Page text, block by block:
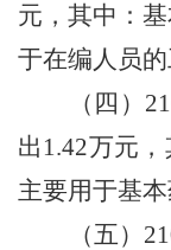
元， 其中：
于在编人员的
（四）
出 1.42万元，
主要用于基
（五）